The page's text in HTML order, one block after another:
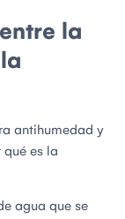
la
antihumedad y
es la
agua que se